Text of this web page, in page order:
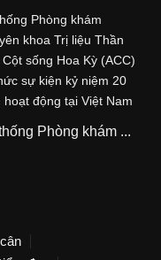
Phòng khám
khoa Trị liệu Thần
Cột sống Hoa Kỳ (ACC)
sự kiện kỷ niệm 20
hoạt động tại Việt Nam
Phòng khám ...